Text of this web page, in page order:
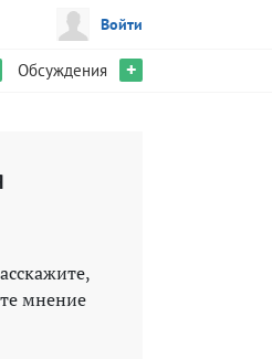
Войти
Обсуждения +
мнение